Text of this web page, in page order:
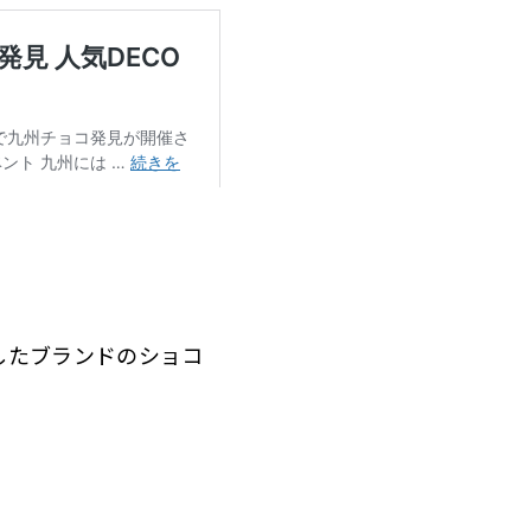
ブランドのショコ